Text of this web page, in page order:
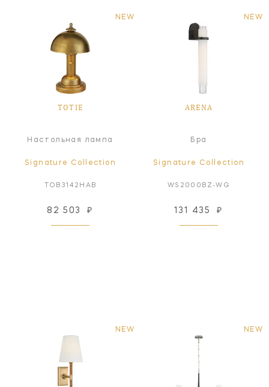
NEW
TOTIE
Настольная лампа
Signature Collection
TOB3142HAB
82 503 ₽
NEW
ARENA
Бра
Signature Collection
WS2000BZ-WG
131 435 ₽
NEW NEW